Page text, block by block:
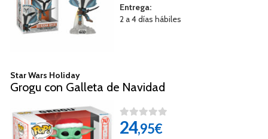
Entrega:
2 a 4 días hábiles
Star Wars Holiday
Grogu con Galleta de Navidad
24,95€